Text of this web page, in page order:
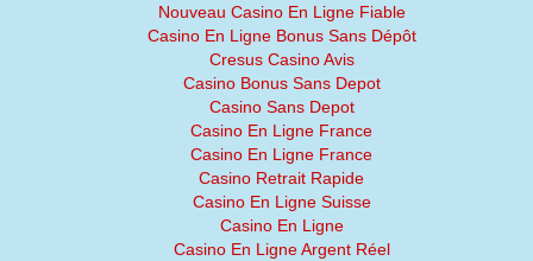
Nouveau Casino En Ligne Fiable
Casino En Ligne Bonus Sans Dépôt
Cresus Casino Avis
Casino Bonus Sans Depot
Casino Sans Depot
Casino En Ligne France
Casino En Ligne France
Casino Retrait Rapide
Casino En Ligne Suisse
Casino En Ligne
Casino En Ligne Argent Réel